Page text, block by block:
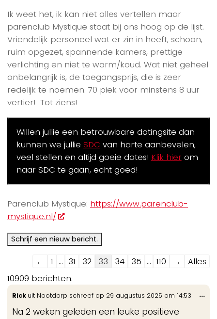
Ik weet het, ik kan niet alles vertellen maar
parenclub Mystique staat bij ons hoog op de lijst.
Vriendelijk personeel wat er zin in heeft, schoon,
ruim opgezet, spannende kamers, prettige
verlichting en niet te warm/koud. Wat niet geheel
onbelangrijk is, de toegangsprijs, die is zeer
redelijk te noemen. 70 piek voor minstens 8 uur
vertier! Tot ziens!
Willen jullie een betrouwbare datingsite dan
kunnen we jullie SDC van harte aanbevelen,
veel stellen en altijd goeie dates! Klik hierom
naar SDC te gaan, echt goed!
Parenclub Mystique: https://www.parenclub-
mystique.nl/
Navigatie
door
de
gastenboek-
lijst
← 1 ... 31 32 33 34 35 ... 110 →
Alles
10909 berichten.
Rick uit Nootdorp schreef op 29 augustus 2025 om 14:53
Na 2 weken geleden een leuke positieve
...